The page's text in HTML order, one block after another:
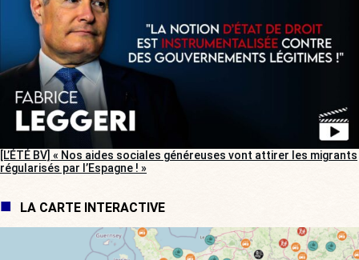
[L’ÉTÉ BV] « Nos aides sociales généreuses vont attirer les migrants
régularisés par l’Espagne ! »
LA CARTE INTERACTIVE